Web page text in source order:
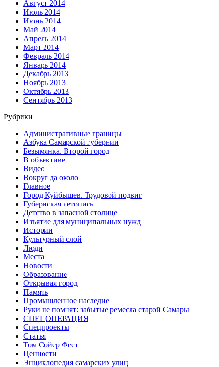
Август 2014
Июль 2014
Июнь 2014
Май 2014
Апрель 2014
Март 2014
Февраль 2014
Январь 2014
Декабрь 2013
Ноябрь 2013
Октябрь 2013
Сентябрь 2013
Рубрики
Административные границы
Азбука Самарской губернии
Безымянка. Второй город
В объективе
Видео
Вокруг да около
Главное
Город Куйбышев. Трудовой подвиг
Губернская летопись
Детство в запасной столице
Изъятие для муниципальных нужд
Истории
Культурный слой
Люди
Места
Новости
Образование
Открывая город
Память
Промышленное наследие
Руки не помнят: забытые ремесла старой Самары
СПЕЦОПЕРАЦИЯ
Спецпроекты
Статья
Том Сойер Фест
Ценности
Энциклопедия самарских улиц